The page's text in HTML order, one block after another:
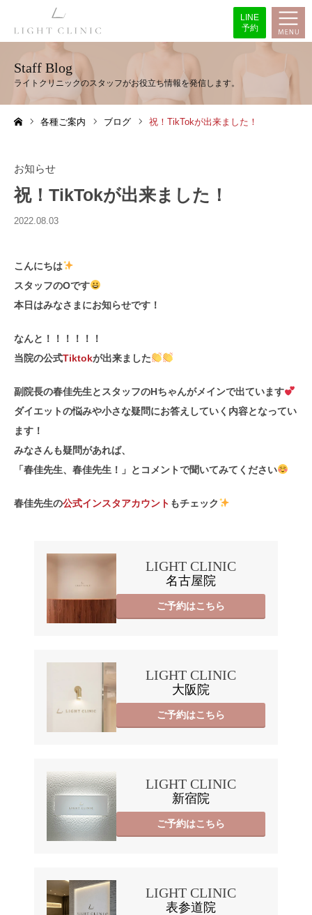
LINE
予約
Staff Blog
各種ご案内 ブログ 祝！TikTokが出来ました！
お知らせ
祝！TikTokが出来ました！
2022.08.03
こんにちは
スタッフのOです
本日はみなさまにお知らせです！
なんと！！！！！！
当院の公式Tiktokが出来ました
副院長の春佳先生とスタッフのHちゃんがメインで出ています
ダイエットの悩みや小さな疑問にお答えしていく内容となってい
ます！
みなさんも疑問があれば、
「春佳先生、春佳先生！」とコメントで聞いてみてください
春佳先生の公式インスタアカウント もチェック
LIGHT CLINIC
名古屋院
ご予約はこちら
LIGHT CLINIC
大阪院
ご予約はこちら
LIGHT CLINIC
新宿院
ご予約はこちら
LIGHT CLINIC
表参道院